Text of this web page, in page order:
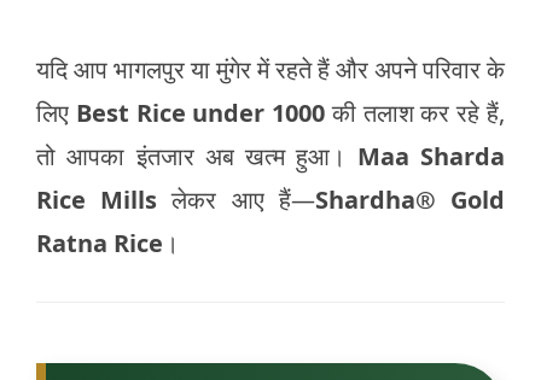
यदि आप भागलपुर या मुंगेर में रहते हैं और अपने परिवार के
लिए Best Rice under 1000की तलाश कर रहे हैं,
तो आपका इंतजार अब खत्म हुआ। Maa Sharda
Rice Mills लेकर आए हैं—Shardha® Gold
Ratna Rice ।